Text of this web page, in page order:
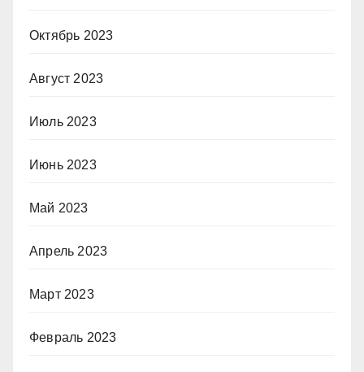
Октябрь 2023
Август 2023
Июль 2023
Июнь 2023
Май 2023
Апрель 2023
Март 2023
Февраль 2023